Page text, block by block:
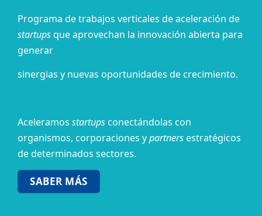
COMERCIO
INTERNACIONALIZACIÓN
STARTUPS AVANZADAS
ES
CAT
Programa de trabajos verticales de aceleración de
startups que aprovechan la innovación abierta para
generar
sinergias y nuevas oportunidades de crecimiento.
Aceleramos startups conectándolas con
organismos, corporaciones ypartners estratégicos
de determinados sectores.
SABER MÁS